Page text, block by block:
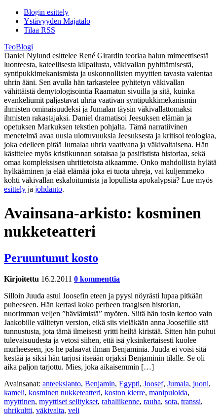
Blogin esittely
Ystävyyden Majatalo
Tilaa RSS
TeoBlogi
Daniel Nylund esittelee René Girardin teoriaa halun mimeettisestä
luonteesta, kateellisesta kilpailusta, väkivallan pyhittämisestä,
syntipukkimekanismista ja uskonnollisten myyttien tavasta vaientaa
uhrin ääni. Sen avulla hän tarkastelee pyhitetyn väkivallan
vähittäistä demytologisointia Raamatun sivuilla ja sitä, kuinka
evankeliumit paljastavat uhria vaativan syntipukkimekanismin
ihmisten ominaisuudeksi ja Jumalan täysin väkivallattomaksi
ihmisten rakastajaksi. Daniel dramatisoi Jeesuksen elämän ja
opetuksen Markuksen tekstien pohjalta. Tämä narratiivinen
menetelmä avaa uusia ulottuvuuksia Jeesuksesta ja kritisoi teologiaa,
joka edelleen pitää Jumalaa uhria vaativana ja väkivaltaisena. Hän
käsittelee myös kristikunnan sotaisaa ja pasifistista historiaa, sekä
omaa kompleksisen uhritietoista aikaamme. Onko mahdollista hylätä
hylkääminen ja elää elämää joka ei tuota uhreja, vai kuljemmeko
kohti väkivallan eskaloitumista ja lopullista apokalypsiä? Lue myös
esittely ja johdanto.
Avainsana-arkisto: kosminen
nukketeatteri
Peruuntunut kosto
Kirjoitettu 16.2.2011 0 kommenttia
Silloin Juuda astui Joosefin eteen ja pyysi nöyrästi lupaa pitkään
puheeseen. Hän kertasi koko perheen traagisen historian,
nuorimman veljen ”häviämistä” myöten. Siitä hän tosin kertoo vain
Jaakobille välitetyn version, eikä siis vieläkään anna Joosefille sitä
tunnustusta, jota tämä ilmeisesti yritti heiltä kiristää. Sitten hän puhui
tulevaisuudesta ja vetosi siihen, että isä yksinkertaisesti kuolee
murheeseen, jos he palaavat ilman Benjaminia. Juuda ei voisi sitä
kestää ja siksi hän tarjosi itseään orjaksi Benjaminin tilalle. Se oli
aika paljon tarjottu. Mies, joka aikaisemmin […]
Avainsanat: anteeksianto, Benjamin, Egypti, Joosef, Jumala, juoni,
kameli, kosminen nukketeatteri, koston kierre, manipuloida,
myyttinen, myyttiset selitykset, rahaliikenne, rauha, sota, transsi,
uhrikultti, väkivalta, veli